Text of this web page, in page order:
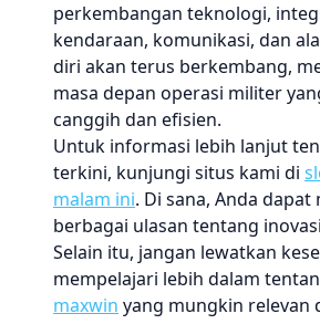
perkembangan teknologi,
kendaraan, komunikasi, dan
diri akan terus berkembang,
masa depan operasi militer
canggih dan efisien.
Untuk informasi lebih lanjut
terkini, kunjungi situs kami di
malam ini. Di sana, Anda
berbagai ulasan tentang
Selain itu, jangan lewatkan
mempelajari lebih dalam
maxwin yang mungkin relevan